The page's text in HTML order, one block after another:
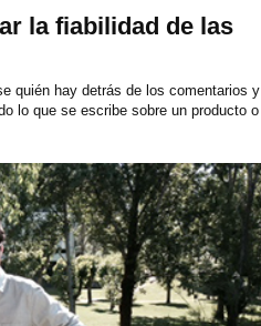
la fiabilidad de las
quién hay detrás de los comentarios y
lo que se escribe sobre un producto o